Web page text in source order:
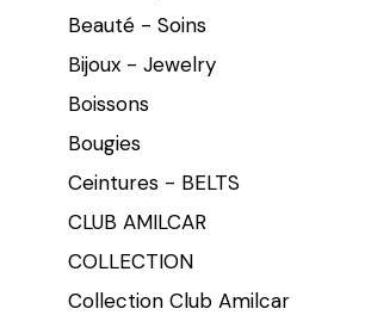
Beauté - Soins
Bijoux - Jewelry
Boissons
Bougies
Ceintures - BELTS
CLUB AMILCAR
COLLECTION
Collection Club Amilcar